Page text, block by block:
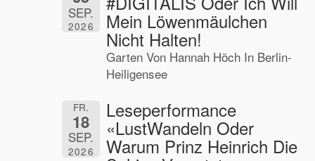
SEP.
2026 Mein Löwenmäulchen
Nicht Halten!
Garten Von Hannah Höch In Berlin-
Heiligensee
FR.
18
SEP.
2026
Leseperformance
«LustWandeln Oder
Warum Prinz Heinrich Die